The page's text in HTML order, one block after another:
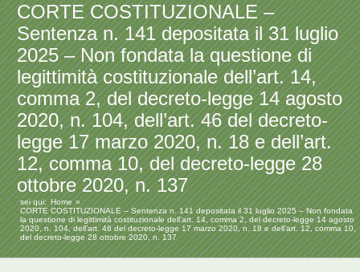
CORTE COSTITUZIONALE –
Sentenza n. 141 depositata il 31 luglio
2025 – Non fondata la questione di
legittimità costituzionale dell’art. 14,
comma 2, del decreto-legge 14 agosto
2020, n. 104, dell’art. 46 del decreto-
legge 17 marzo 2020, n. 18 e dell’art.
12, comma 10, del decreto-legge 28
ottobre 2020, n. 137
sei qui:
Home
CORTE COSTITUZIONALE – Sentenza n. 141 depositata il 31 luglio 2025 – Non fondata
la questione di legittimità costituzionale dell’art. 14, comma 2, del decreto-legge 14 agosto
2020, n. 104, dell’art. 46 del decreto-legge 17 marzo 2020, n. 18 e dell’art. 12, comma 10,
del decreto-legge 28 ottobre 2020, n. 137